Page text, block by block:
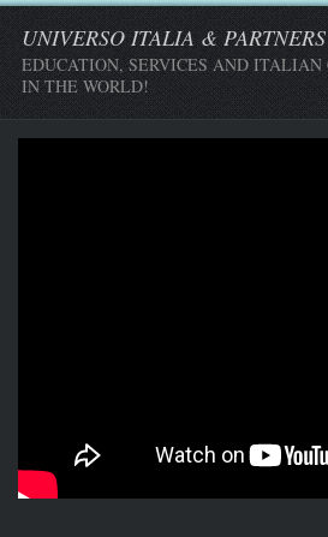
UNIVERSO ITALIA & PARTNERS
EDUCATION, SERVICES AND ITALIAN
IN THE WORLD!